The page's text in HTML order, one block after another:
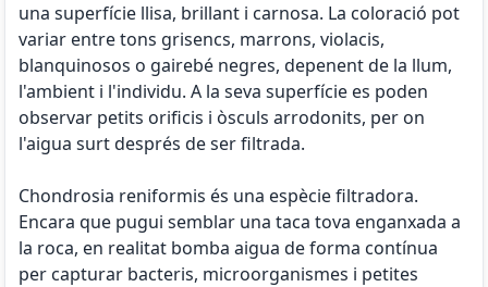
una superfície llisa, brillant i carnosa. La coloració pot
variar entre tons grisencs, marrons, violacis,
blanquinosos o gairebé negres, depenent de la llum,
l'ambient i l'individu. A la seva superfície es poden
observar petits orificis i òsculs arrodonits, per on
l'aigua surt després de ser filtrada.
Chondrosia reniformis és una espècie filtradora.
Encara que pugui semblar una taca tova enganxada a
la roca, en realitat bomba aigua de forma contínua
per capturar bacteris, microorganismes i petites